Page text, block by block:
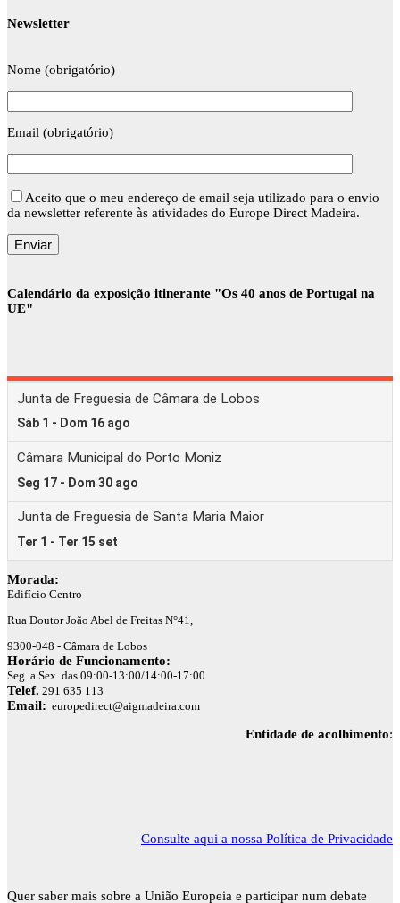
Newsletter
Nome (obrigatório)
Email (obrigatório)
Aceito que o meu endereço de email seja utilizado para o envio
da newsletter referente às atividades do Europe Direct Madeira.
Calendário da exposição itinerante "Os 40 anos de Portugal na
UE"
Morada:
Edifício Centro
Rua Doutor João Abel de Freitas N°41,
9300-048 - Câmara de Lobos
Horário de Funcionamento:
Seg. a Sex. das 09:00-13:00/14:00-17:00
Telef. 291 635 113
Email: europedirect@aigmadeira.com
Entidade de acolhimento:
Consulte aqui a nossa Política de Privacidade
Quer saber mais sobre a União Europeia e participar num debate